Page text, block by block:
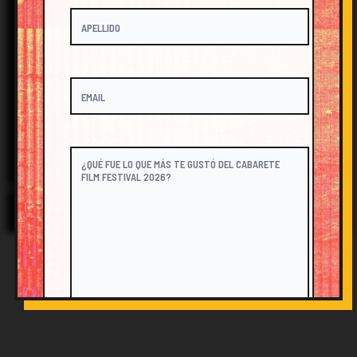
© 2026 Cabarete Film Festival. All Rights Reserved.